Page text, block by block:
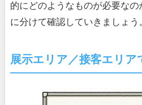
的にどのようなものが必要な
に分けて確認していきましょう
展示エリア／接客エリア